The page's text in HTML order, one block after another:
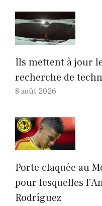
Ils mettent à jour
recherche de
8 août 2026
Porte claquée au
pour lesquelles
Rodríguez